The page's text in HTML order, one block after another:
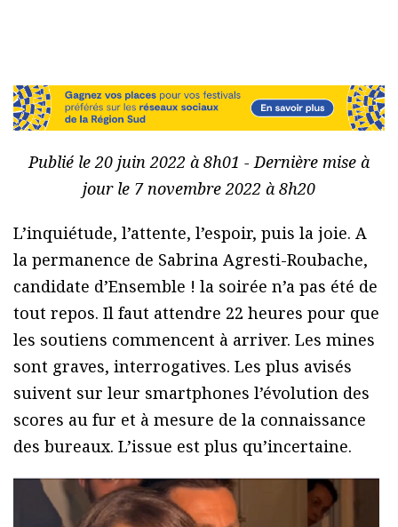
Publié le 20 juin 2022 à 8h01 - Dernière mise à
jour le 7 novembre 2022 à 8h20
L’inquiétude, l’attente, l’espoir, puis la joie. A
la permanence de Sabrina Agresti-Roubache,
candidate d’Ensemble ! la soirée n’a pas été de
tout repos. Il faut attendre 22 heures pour que
les soutiens commencent à arriver. Les mines
sont graves, interrogatives. Les plus avisés
suivent sur leur smartphones l’évolution des
scores au fur et à mesure de la connaissance
des bureaux. L’issue est plus qu’incertaine.